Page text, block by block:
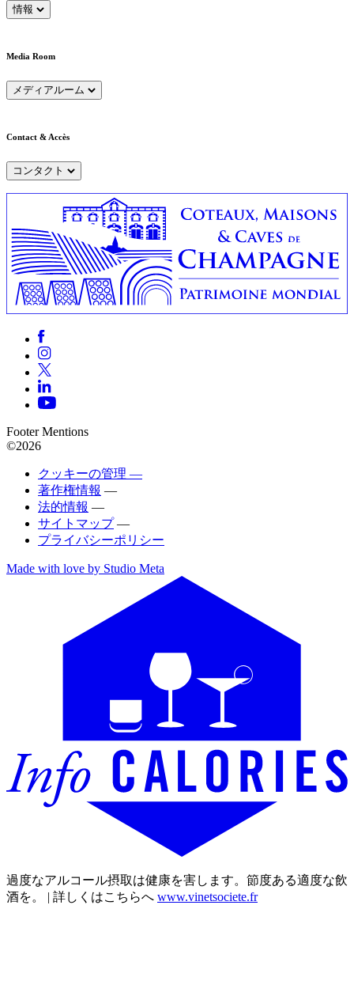
情報
Media Room
メディアルーム
Contact & Accès
コンタクト
Footer Mentions
©2026
クッキーの管理 —
著作権情報 —
法的情報 —
サイトマップ —
プライバシーポリシー
Made with love by Studio Meta
過度なアルコール摂取は健康を害します。節度ある適度な飲
酒を。 | 詳しくはこちらへ www.vinetsociete.fr